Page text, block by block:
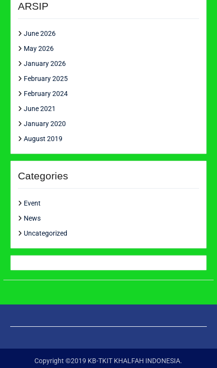
ARSIP
June 2026
May 2026
January 2026
February 2025
February 2024
June 2021
January 2020
August 2019
Categories
Event
News
Uncategorized
Copyright ©2019 KB-TKIT KHALFAH INDONESIA.